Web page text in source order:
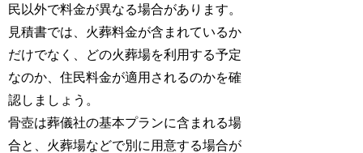
民以外で料金が異なる場合があります。
見積書では、火葬料金が含まれているか
だけでなく、どの火葬場を利用する予定
なのか、住民料金が適用されるのかを確
認しましょう。
骨壺は葬儀社の基本プランに含まれる場
合と、火葬場などで別に用意する場合が